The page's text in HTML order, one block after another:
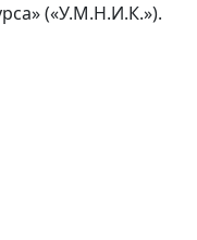
(«У.М.Н.И.К.»).